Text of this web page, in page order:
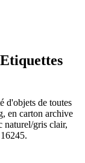
d'objets de toutes
en carton archive
gris clair,